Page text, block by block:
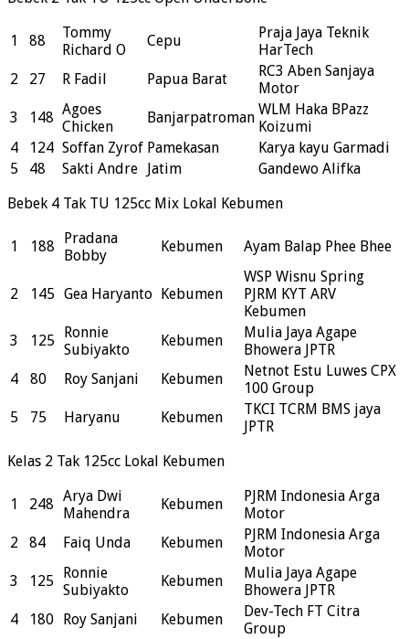
1 88
Tommy
Richard O
Cepu
Praja Jaya Teknik
HarTech
2
27 R Fadil Papua Barat
RC3 Aben Sanjaya
Motor
3
148 Agoes
Chicken
Banjarpatroman WLM Haka BPazz
Koizumi
4
124 Soffan Zyrof Pamekasan
Karya kayu Garmadi
5
48 Sakti Andre Jatim
Gandewo Alifka
Bebek 4 Tak TU 125cc Mix Lokal Kebumen
1 188
Pradana
Bobby
Kebumen Ayam Balap Phee Bhee
2 145 Gea Haryanto Kebumen
WSP Wisnu Spring
PJRM KYT ARV
Kebumen
3
125
Ronnie
Subiyakto
Kebumen
Mulia Jaya Agape
Bhowera JPTR
4
80 Roy Sanjani Kebumen
Netnot Estu Luwes CPX
100 Group
5
75 Haryanu Kebumen
TKCI TCRM BMS jaya
JPTR
Kelas 2 Tak 125cc Lokal Kebumen
1 248 Arya Dwi
Mahendra
Kebumen
PJRM Indonesia Arga
Motor
2
84 Faiq Unda Kebumen
PJRM Indonesia Arga
Motor
3
125
Ronnie
Subiyakto
Kebumen
Mulia Jaya Agape
Bhowera JPTR
4
180 Roy Sanjani Kebumen
Dev-Tech FT Citra
Group